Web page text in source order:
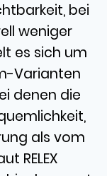
bei
weniger
es sich um
Varianten
denen die
als vom
RELEX